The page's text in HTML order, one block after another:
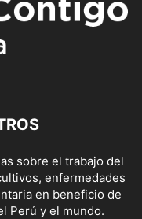
sobre el trabajo del
enfermedades
en beneficio de
Perú y el mundo.